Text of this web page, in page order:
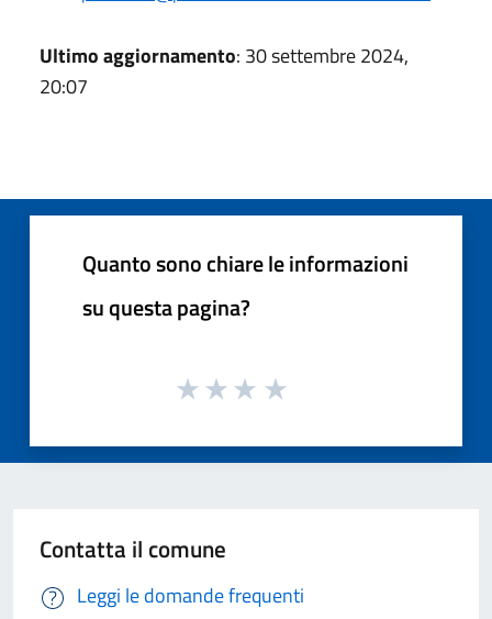
Ultimo aggiornamento: 30 settembre 2024,
20:07
Quanto sono chiare le informazioni
su questa pagina?
Contatta il comune
Leggi le domande frequenti